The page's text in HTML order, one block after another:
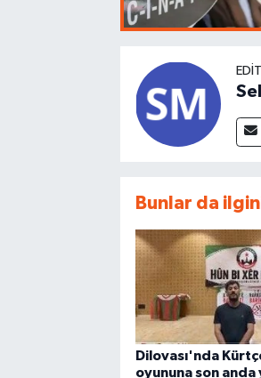
Bunlar da
Dilovası'nda
oyununa son anda